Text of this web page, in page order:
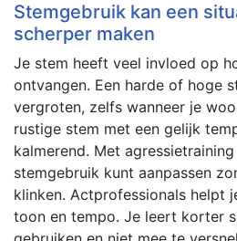
Stemgebruik kan een
scherper maken
Je stem heeft veel invloed op
ontvangen. Een harde of hoge
vergroten, zelfs wanneer je
rustige stem met een gelijk
kalmerend. Met
stemgebruik kunt aanpassen
klinken. Actprofessionals helpt
toon en tempo. Je leert korter